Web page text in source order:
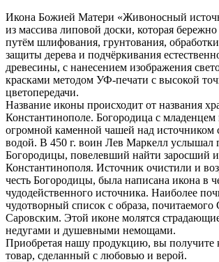
Икона Божией Матери «Живоносный
из массива липовой доски, которая бережно
путём шлифования, грунтования,
защиты дерева и подчёркивания
древесины, с нанесением изображения
красками методом УФ-печати с высокой
цветопередачи.
Название иконы происходит от названия
Константинополе. Богородица с младенцем
огромной каменной чашей над источником
водой. В 450 г. воин Лев Маркелл услышал
Богородицы, повелевший найти заросший
Константинополя. Источник очистили и
честь Богородицы, была написана икона в
чудодейственного источника. Наиболее
чудотворный список с образа,
Саровским. Этой иконе молятся
недугами и душевными немощами.
Приобретая нашу продукцию, вы получите
товар, сделанный с любовью и верой.